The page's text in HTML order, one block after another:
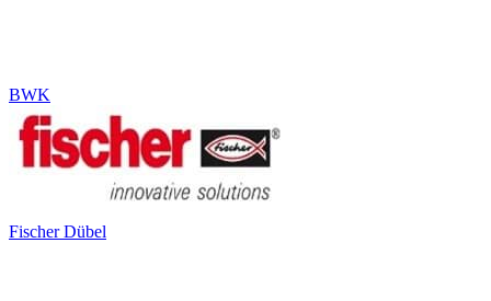
BWK
Fischer Dübel